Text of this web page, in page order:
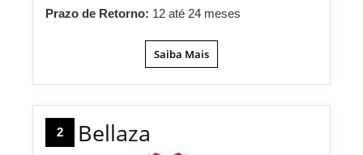
Prazo de Retorno: 12 até 24 meses
Saiba Mais
2 Bellaza